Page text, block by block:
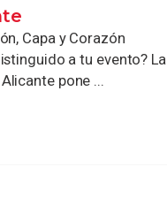
Capa y Corazón
a tu evento? La
pone ...